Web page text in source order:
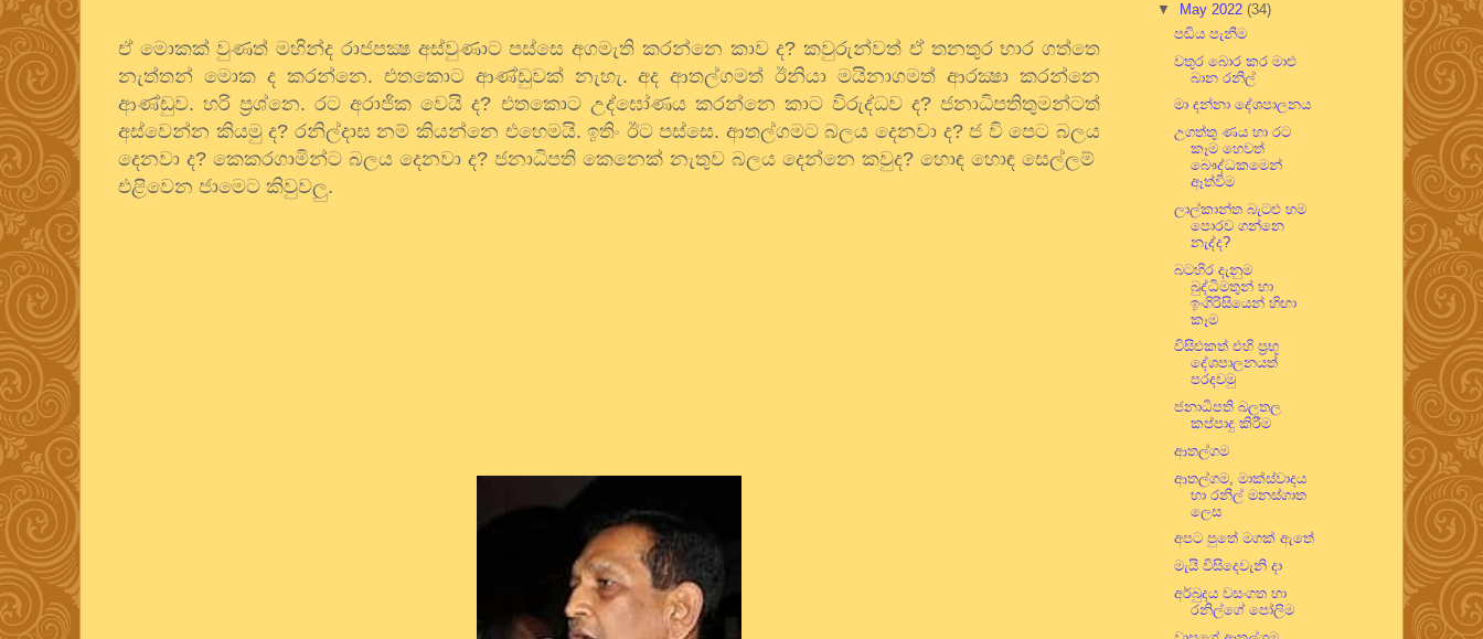
ඒ මොකක් වුණත් මහින්ද රාජපක්‍ෂ අස්වුණාට පස්සෙ අගමැති කරන්නෙ කාව ද?කවුරුන්වත් ඒ තනතුර භාර ගත්තෙ
නැත්තන් මොක ද කරන්නෙ. එතකොට ආණ්ඩුවක් නැහැ. අද ආතල්ගමත් ඊනියා මයිනාගමත් ආරක්‍ෂා කරන්නෙ
ආණ්ඩුව. හරි ප්‍රශ්නෙ. රට අරාජික වෙයි ද? එතකොට උද්ඝෝණය කරන්නෙ කාට විරුද්ධව ද?ජනාධිපතිතුමන්ටත්
අස්වෙන්න කියමු ද? රනිල්දාස නම් කියන්නෙ එහෙමයි. ඉතිං ඊට පස්සෙ. ආතල්ගමට බලය දෙනවා ද?ජ වි පෙට බලය
දෙනවා ද? කෙකරගාමින්ට බලය දෙනවා ද? ජනාධිපති කෙනෙක් නැතුව බලය දෙන්නෙ කවුද? හොඳ හොඳ සෙල්ලම්
එළිවෙන ජාමෙට කිවුවලු.
▼
May 2022 (34)
පඬිය පැනීම
වතුර බොර කර මාළු
බාන රනිල්
මා දන්නා දේශපාලනය
උගත්තු ණය හා රට
කෑම හෙවත්
බෞද්ධකමෙන්
ඈත්වීම
ලාල්කාන්ත බැටළු හම
පොරව ගන්නෙ
නැද්ද?
බටහිර දැනුම
බුද්ධිමතුන් හා
ඉංගිරිසියෙන් හිඟා
කෑම
විසිඑකත් එහි ප්‍රභූ
දේශපාලනයත්
පරදවමු
ජනාධිපති බලතල
කප්පාදු කිරීම
ආතල්ගම
ආතල්ගම, මාක්ස්වාදය
හා රනිල් මනස්ගාත
ලෙස
අපට පුතේ මගක් ඇතේ
මැයි විසිදෙවැනි දා
අර්බුදය වසංගත හා
රනිල්ගේ පෝලිම